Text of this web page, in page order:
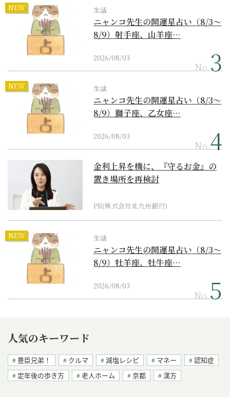
NEW 生活
ニャンコ先生の開運星占い（8/3～
8/9）射手座、山羊座…
2026/08/03
No.
NEW 生活
ニャンコ先生の開運星占い（8/3～
8/9）獅子座、乙女座…
2026/08/03
No.
金利上昇を機に、『守るお金』の
置き場所を再検討
PR(株式会社北九州銀行)
NEW 生活
ニャンコ先生の開運星占い（8/3～
8/9）牡羊座、牡牛座…
2026/08/03
No.
人気のキーワード
豊臣兄弟！ クルマ 減塩レシピ マネー
認知症
定年後の歩き方
老人ホーム 京都 漢方